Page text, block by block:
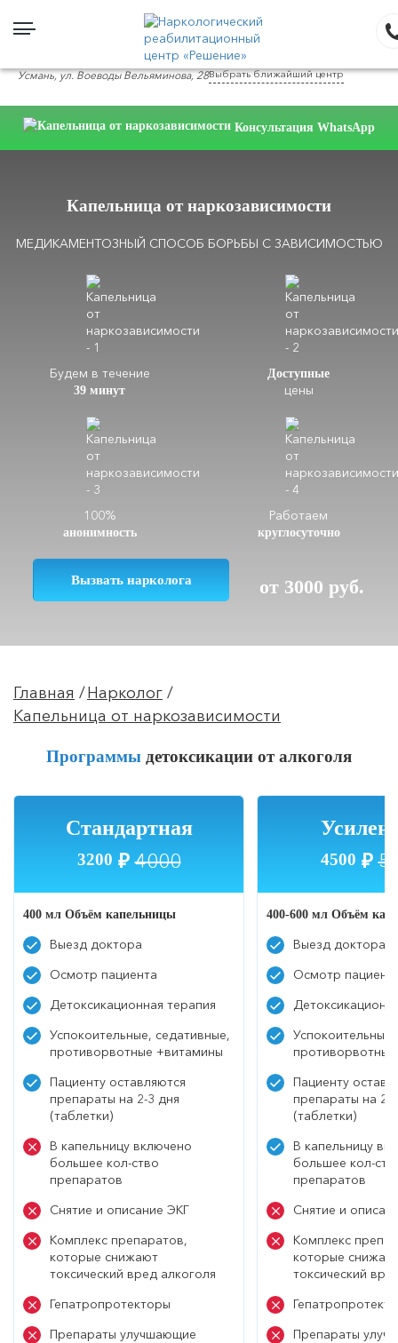
Усмань, ул. Воеводы Вельяминова, 28Выбрать ближайший центр
Консультация WhatsApp
Капельница от наркозависимости
МЕДИКАМЕНТОЗНЫЙ СПОСОБ БОРЬБЫ С ЗАВИСИМОСТЬЮ
Будем в течение
39 минут
Доступные
цены
100%
анонимность
Работаем
круглосуточно
Вызвать нарколога от 3000 руб.
Главная
Нарколог
Капельница от наркозависимости
Программы детоксикации от алкоголя
Стандартная
3200 ₽ 4000
400 мл Объём капельницы
Выезд доктора
Осмотр пациента
Детоксикационная терапия
Успокоительные, седативные,
противорвотные +витамины
Пациенту оставляются
препараты на 2-3 дня
(таблетки)
В капельницу включено
большее кол-ство
препаратов
Снятие и описание ЭКГ
Комплекс препаратов,
которые снижают
токсический вред алкоголя
Гепатропротекторы
Препараты улучшающие
4500 ₽
400-600 мл Объём
Выезд доктора
Осмотр
Пациенту
препараты на 2-
(таблетки)
В капельницу
большее кол-
препаратов
Снятие и
Комплекс
которые
токсический
Препараты